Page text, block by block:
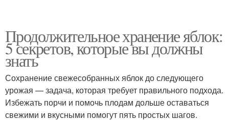
Продолжительное хранение яблок:
5 секретов, которые вы должны
знать
Сохранение свежесобранных яблок до следующего
урожая — задача, которая требует правильного подхода.
Избежать порчи и помочь плодам дольше оставаться
свежими и вкусными помогут пять простых шагов.